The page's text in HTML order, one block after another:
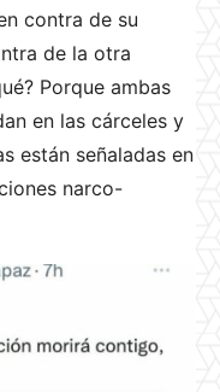
contra de su
de la otra
Porque ambas
en las cárceles y
están señaladas en
narco-